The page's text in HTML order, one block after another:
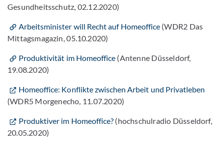
Gesundheitsschutz, 02.12.2020)
Arbeitsminister will Recht auf Homeoffice(WDR2 Das
Mittagsmagazin, 05.10.2020)
Produktivität im Homeoffice(Antenne Düsseldorf,
19.08.2020)
Homeoffice: Konflikte zwischen Arbeit und Privatleben
(WDR5 Morgenecho, 11.07.2020)
Produktiver im Homeoffice?(hochschulradio Düsseldorf,
20.05.2020)